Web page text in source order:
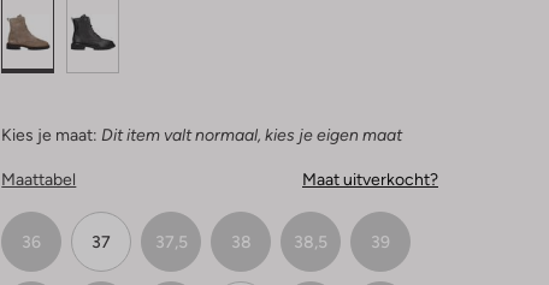
Kies je maat: Dit item valt normaal, kies je eigen maat
Maattabel Maat uitverkocht?
36 37 37,5 38 38,5 39